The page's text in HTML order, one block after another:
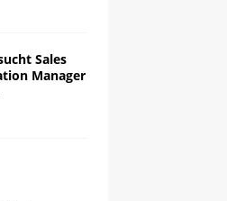
Sales
Manager